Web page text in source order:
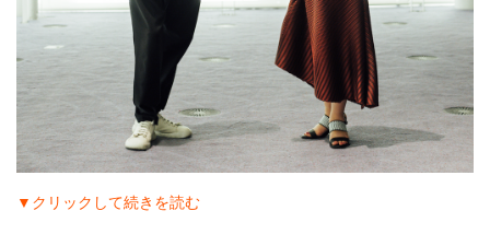
▼クリックして続きを読む